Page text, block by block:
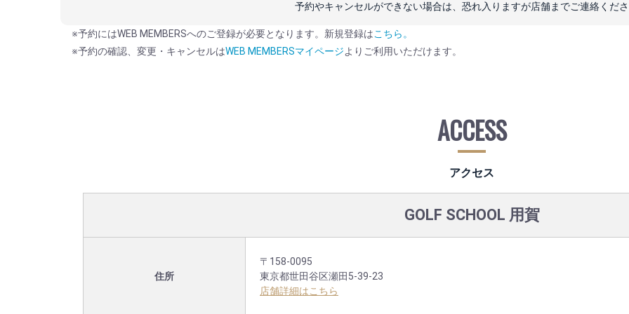
予約やキャンセルができない場合は、恐れ入りますが店舗までご連絡くだ
※予約にはWEB MEMBERSへのご登録が必要となります。新規登録はこちら。
※予約の確認、変更・キャンセルはWEB MEMBERSマイページよりご利用いただけます。
ACCESS
アクセス
GOLF SCHOOL 用賀
住所
〒158-0095
東京都世田谷区瀬田5-39-23
店舗詳細はこちら